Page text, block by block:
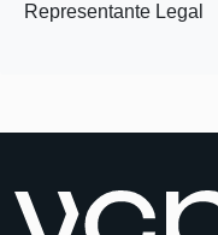
Representante Legal